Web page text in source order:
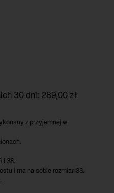
30 dni: 289,00 zł
z przyjemnej w
i 38.
i ma na sobie rozmiar 38.